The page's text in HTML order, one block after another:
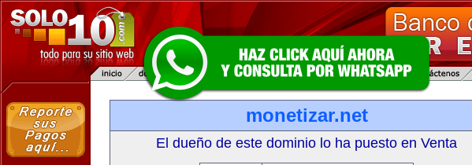
monetizar.net
El dueño de este dominio lo ha puesto en Venta